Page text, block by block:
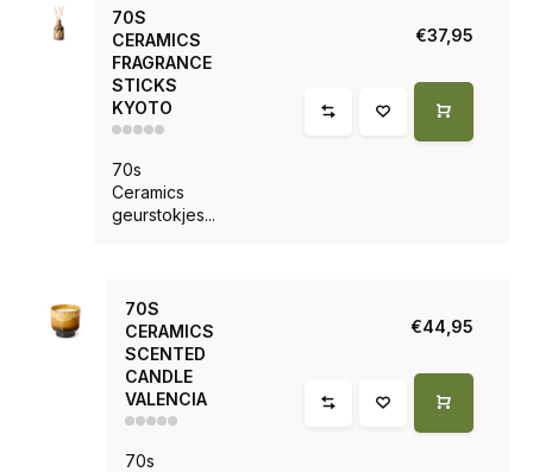
70S
CERAMICS
FRAGRANCE
STICKS
KYOTO
70s
Ceramics
geurstokjes...
€37,95
70S
CERAMICS
SCENTED
CANDLE
VALENCIA
70s
€44,95